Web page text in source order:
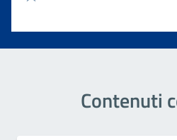
Contenuti